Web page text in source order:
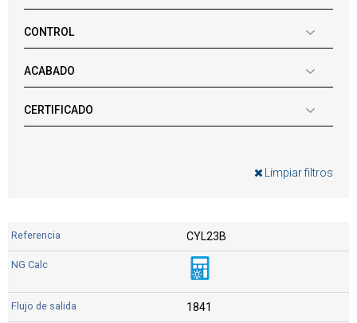
Limpiar filtros
CONTROL
ACABADO
CERTIFICADO
CYL23B
1841